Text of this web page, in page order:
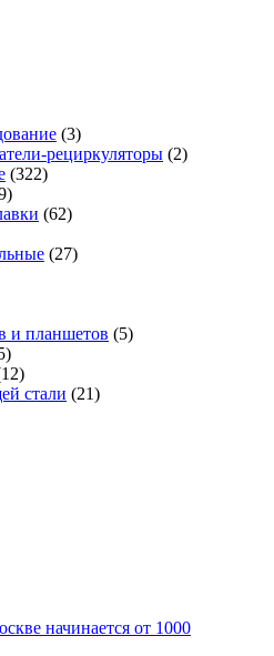
(3)
рециркуляторы (2)
(322)
(62)
(27)
и планшетов (5)
стали (21)
начинается от 1000